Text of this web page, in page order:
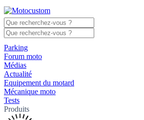
Parking
Forum moto
Médias
Actualité
Equipement du motard
Mécanique moto
Tests
Produits